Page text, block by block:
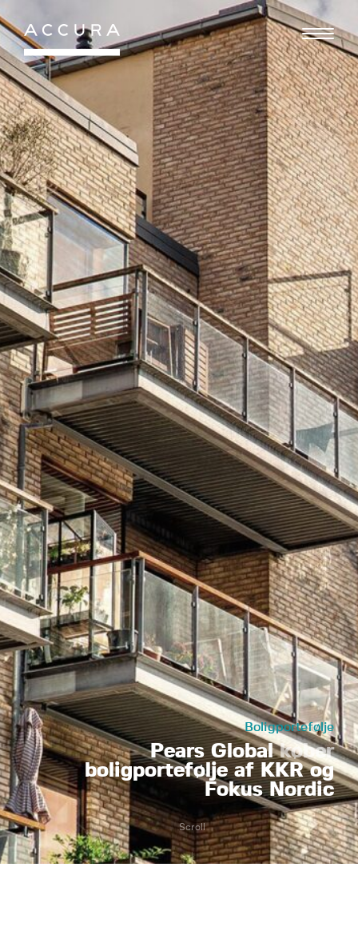
Gå
til
indhold
Boligportefølje
Pears Globalkøber
boligportefølje af KKR og
Fokus Nordic
Scroll